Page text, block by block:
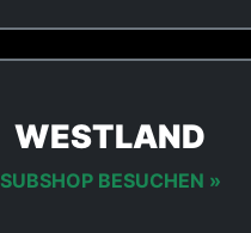
WESTLAND
SUBSHOP BESUCHEN »